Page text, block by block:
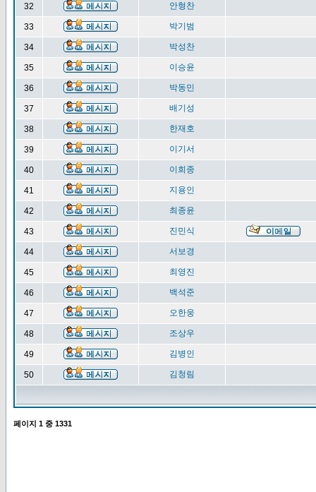
32 안형찬
33 박기범
34 박성찬
35 이승윤
36 박동민
37 배기성
38 한재호
39 이기서
40 이희종
41 지용인
42 최종윤
43 진민식
44 서보경
45 최영진
46 백석준
47 오한웅
48 조상우
49 김병인
50 김청림
페이지 1 중 1331